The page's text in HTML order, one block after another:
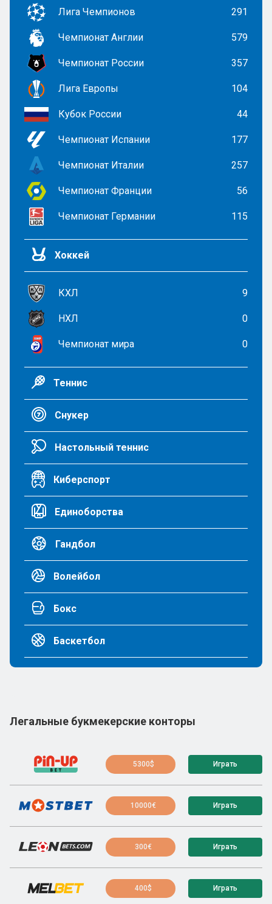
Лига Чемпионов 291
Чемпионат Англии 579
Чемпионат России 357
Лига Европы 104
Кубок России 44
Чемпионат Испании 177
Чемпионат Италии 257
Чемпионат Франции 56
Чемпионат Германии 115
Хоккей
КХЛ 9
НХЛ 0
Чемпионат мира 0
Теннис
Снукер
Настольный теннис
Киберспорт
Единоборства
Гандбол
Волейбол
Бокс
Баскетбол
Легальные букмекерские конторы
5300$ Играть
10000€ Играть
300€ Играть
400$ Играть